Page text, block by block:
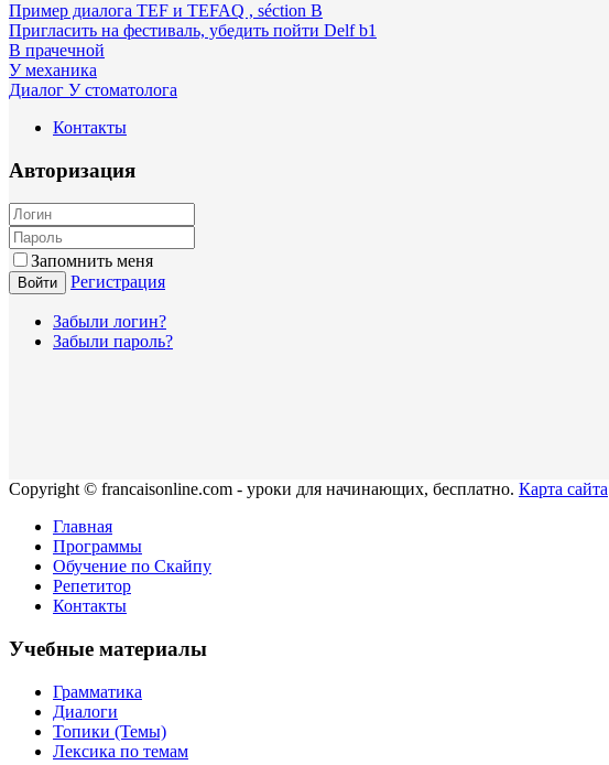
Пример диалога TEF и TEFAQ , séction B
Пригласить на фестиваль, убедить пойти Delf b1
В прачечной
У механика
Диалог У стоматолога
Контакты
Авторизация
Запомнить меня
Войти Регистрация
Забыли логин?
Забыли пароль?
Copyright © francaisonline.com - уроки для начинающих, бесплатно. Карта сайта
Главная
Программы
Обучение по Скайпу
Репетитор
Контакты
Учебные материалы
Грамматика
Диалоги
Топики (Темы)
Лексика по темам